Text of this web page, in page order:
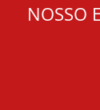
NOSSO